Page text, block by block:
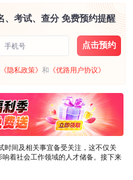
、考试、查分 免费预约提醒
手机号 点击预约
《隐私政策》和 《优路用户协议》
时间及相关事宜备受关注，这不仅关
着社会工作领域的人才储备。接下来